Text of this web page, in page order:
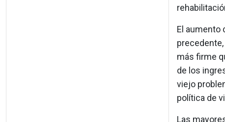
El aumento
más firme
de los
viejo
política de
Las